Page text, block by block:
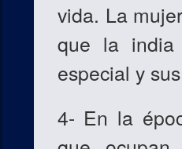
vida. La
que la india
especial y
4- En la